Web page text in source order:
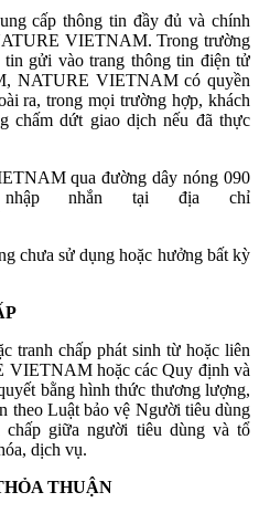
cấp thông tin đầy đủ và chính
VIETNAM. Trong trường
tin gửi vào trang thông tin điện tử
NATURE VIETNAM có quyền
ra, trong mọi trường hợp, khách
chấm dứt giao dịch nếu đã thực
qua đường dây nóng 090
nhắn tại địa chỉ
chưa sử dụng hoặc hưởng bất kỳ
tranh chấp phát sinh từ hoặc liên
VIETNAM hoặc các Quy định và
bằng hình thức thương lượng,
theo Luật bảo vệ Người tiêu dùng
giữa người tiêu dùng và tổ
dịch vụ.
THUẬN